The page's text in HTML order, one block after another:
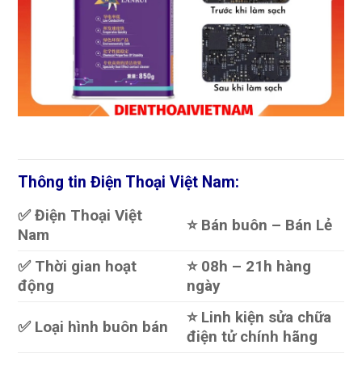
Thông tin Điện Thoại Việt Nam:
✅ Điện Thoại Việt
Nam
⭐️ Bán buôn – Bán Lẻ
✅ Thời gian hoạt
động
⭐️ 08h – 21h hàng
ngày
✅ Loại hình buôn bán
⭐️ Linh kiện sửa chữa
điện tử chính hãng